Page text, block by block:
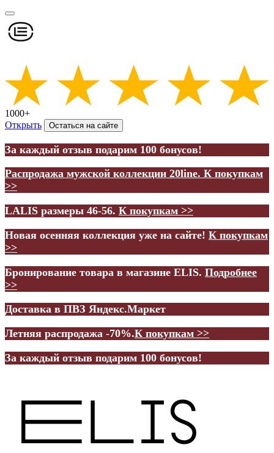
1000+
Открыть
Остаться на сайте
За каждый отзыв подарим 100 бонусов!
Распродажа мужской коллекции 20line. К покупкам
>>
LALIS размеры 46-56. К покупкам >>
Новая осенняя коллекция уже на сайте! К покупкам
>>
Бронирование товара в магазине ELIS. Подробнее
>>
Доставка в ПВЗ Яндекс.Маркет
Летняя распродажа -70%.К покупкам >>
За каждый отзыв подарим 100 бонусов!